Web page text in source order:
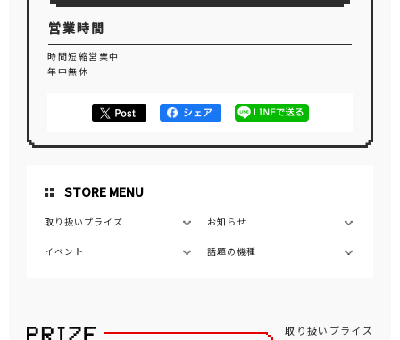
STORE MENU
取り扱いプライズ お知らせ
イベント 話題の機種
取り扱いプライズ
営業時間
時間短縮営業中
年中無休